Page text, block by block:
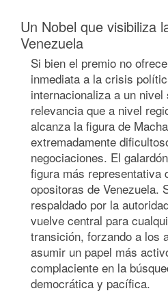
Un Nobel que visibiliza
Venezuela
Si bien el premio no
inmediata a la crisis
internacionaliza a un
relevancia que a nivel
alcanza la figura de
extremadamente
negociaciones. El
figura más representativa
opositoras de Venezuela.
respaldado por la
vuelve central para
transición, forzando a los
asumir un papel más
complaciente en la
democrática y pacífica.